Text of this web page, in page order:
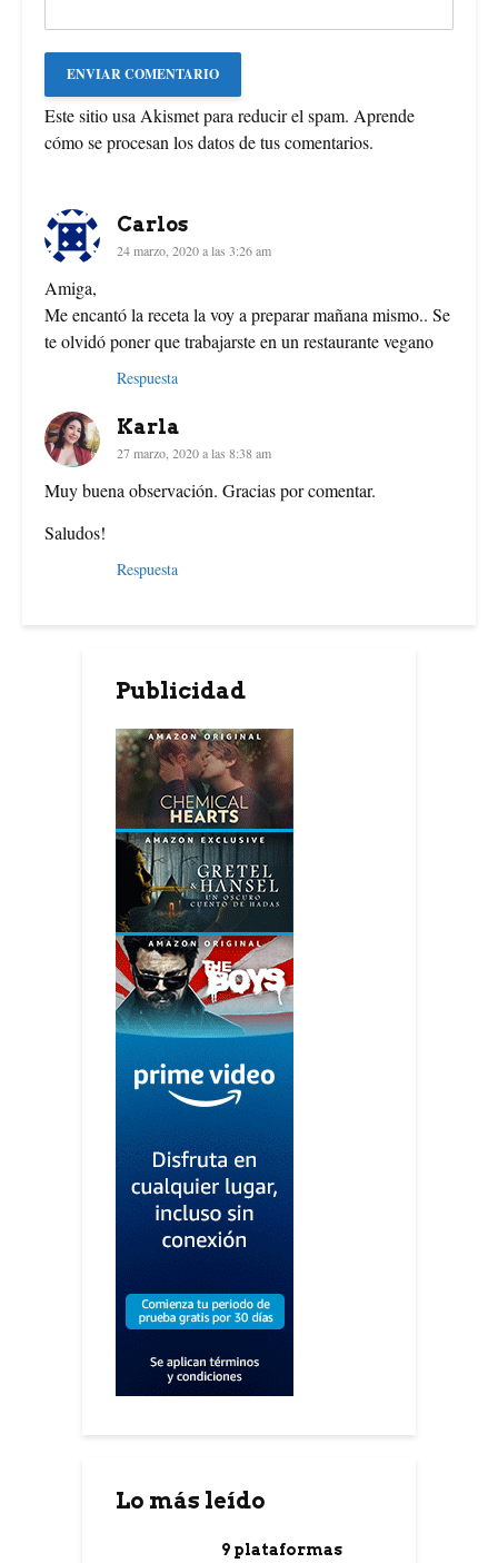
Este sitio usa Akismet para reducir el spam. Aprende
cómo se procesan los datos de tus comentarios.
Carlos
24 marzo, 2020 a las 3:26 am
Amiga,
Me encantó la receta la voy a preparar mañana mismo.. Se
te olvidó poner que trabajarste en un restaurante vegano
Respuesta
Karla
27 marzo, 2020 a las 8:38 am
Muy buena observación. Gracias por comentar.
Saludos!
Respuesta
Publicidad
Lo más leído
9 plataformas